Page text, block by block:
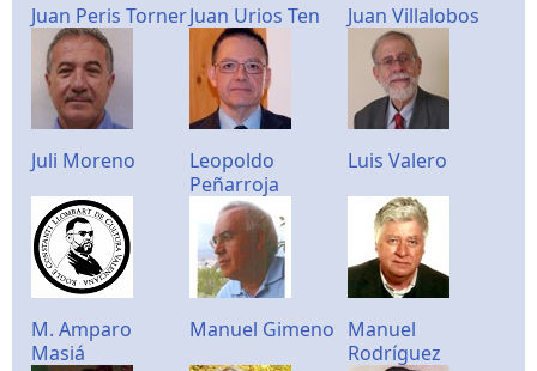
Juan Peris TornerJuan Urios Ten Juan Villalobos
Juli Moreno
Leopoldo
Peñarroja
Luis Valero
M. Amparo
Masiá
Manuel Gimeno Manuel
Rodríguez